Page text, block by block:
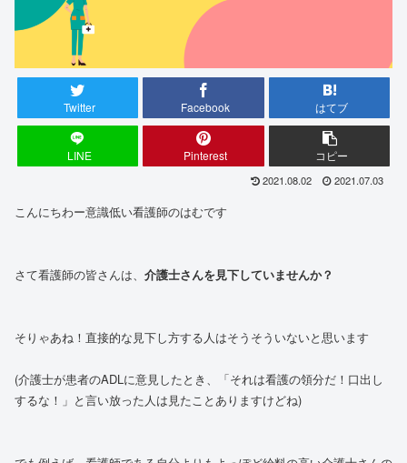
Twitter Facebook はてブ
LINE Pinterest コピー
2021.08.02 2021.07.03
こんにちわー意識低い看護師のはむです
さて看護師の皆さんは、 介護士さんを見下していませんか？
そりゃあね！直接的な見下し方する人はそうそういないと思います
(介護士が患者のADLに意見したとき、「それは看護の領分だ！口出し
するな！」と言い放った人は見たことありますけどね)